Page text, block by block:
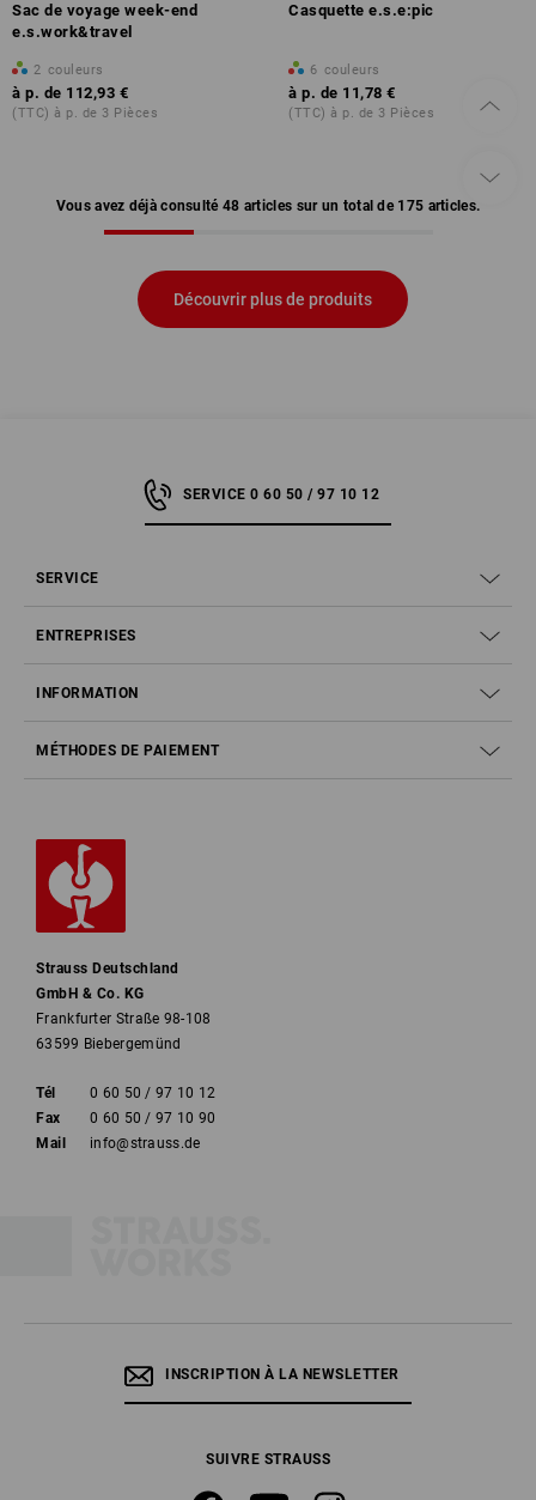
Sac de voyage week-end
e.s.work&travel
2 couleurs
à p. de 112,93 €
(TTC) à p. de 3 Pièces
Casquette e.s.e:pic
6 couleurs
à p. de 11,78 €
(TTC) à p. de 3 Pièces
Vous avez déjà consulté 48 articles sur un total de 175 articles.
Découvrir plus de produits
SERVICE 0 60 50 / 97 10 12
SERVICE
ENTREPRISES
INFORMATION
MÉTHODES DE PAIEMENT
Strauss Deutschland
GmbH & Co. KG
Frankfurter Straße 98-108
63599 Biebergemünd
Tél
0 60 50 / 97 10 12
Fax
0 60 50 / 97 10 90
Mail
info@strauss.de
INSCRIPTION À LA NEWSLETTER
SUIVRE STRAUSS